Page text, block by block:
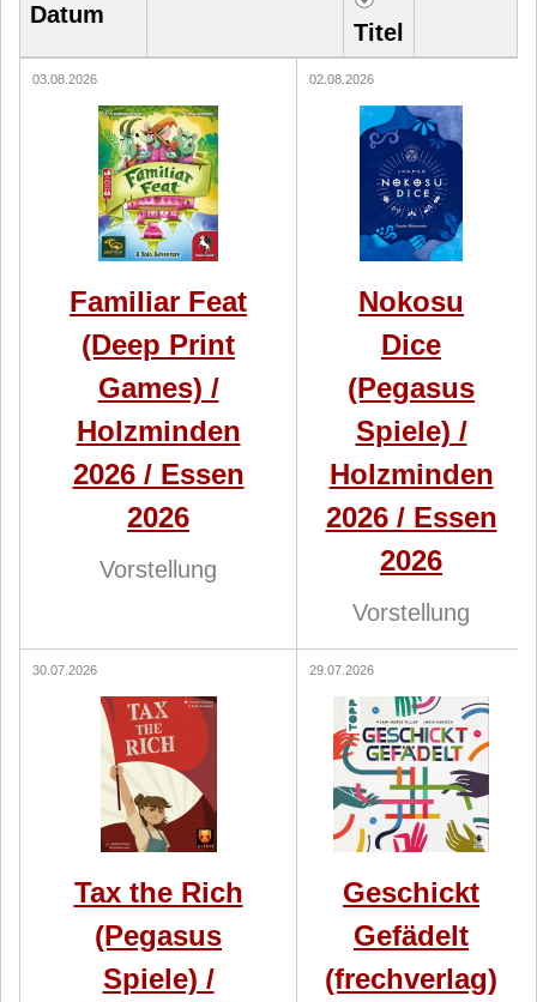
Datum
Titel
03.08.2026
Familiar Feat
(Deep Print
Games) /
Holzminden
2026 / Essen
2026
Vorstellung
02.08.2026
Nokosu
Dice
(Pegasus
Spiele) /
Holzminden
2026 / Essen
2026
Vorstellung
30.07.2026
Tax the Rich
(Pegasus
Spiele) /
29.07.2026
Geschickt
Gefädelt
(frechverlag)